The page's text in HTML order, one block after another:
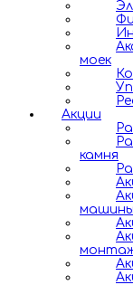
моек
Акции
камня
машины